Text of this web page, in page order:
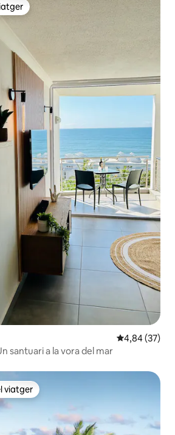
4,84 de
4,84 (37)
santuari a la vora del mar
dels viatgers
viatger